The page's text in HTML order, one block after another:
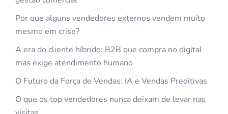
Por que alguns vendedores externos vendem muito
mesmo em crise?
A era do cliente híbrido: B2B que compra no digital
mas exige atendimento humano
O Futuro da Força de Vendas: IA e Vendas Preditivas
O que os top vendedores nunca deixam de levar nas